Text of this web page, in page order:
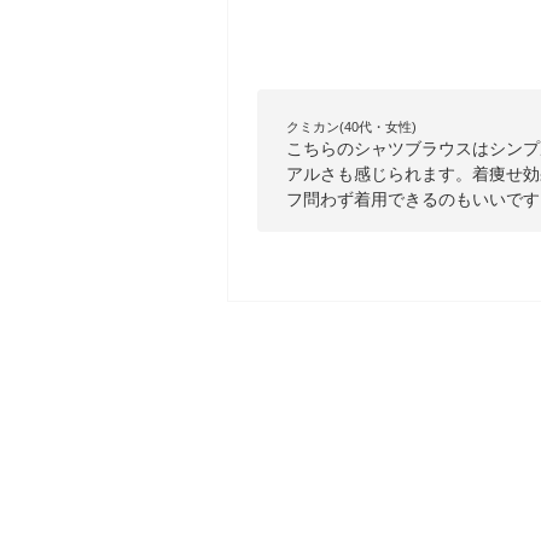
クミカン(40代・女性)
こちらのシャツブラウスはシン
アルさも感じられます。着痩せ
フ問わず着用できるのもいいです